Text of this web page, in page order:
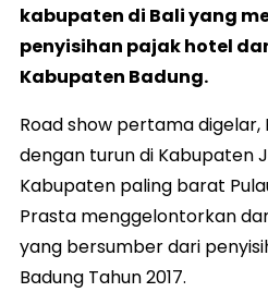
kabupaten di Bali yang
penyisihan pajak hotel
Kabupaten Badung.
Road show pertama
dengan turun di Kabupaten
Kabupaten paling barat
Prasta menggelontorkan
yang bersumber dari
Badung Tahun 2017.